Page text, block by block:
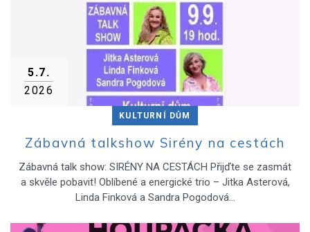
5.7.
2026
KULTURNÍ DŮM
Zábavná talkshow Sirény na cestách
Zábavná talk show: SIRÉNY NA CESTÁCH Přijďte se zasmát
a skvěle pobavit! Oblíbené a energické trio – Jitka Asterová,
Linda Finková a Sandra Pogodová…